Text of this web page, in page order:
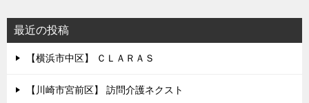
最近の投稿
【横浜市中区】 ＣＬＡＲＡＳ
【川崎市宮前区】 訪問介護ネクスト